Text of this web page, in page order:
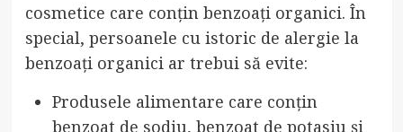
cosmetice care conțin benzoați organici. În
special, persoanele cu istoric de alergie la
benzoați organici ar trebui să evite:
Produsele alimentare care conțin
benzoat de sodiu, benzoat de potasiu și